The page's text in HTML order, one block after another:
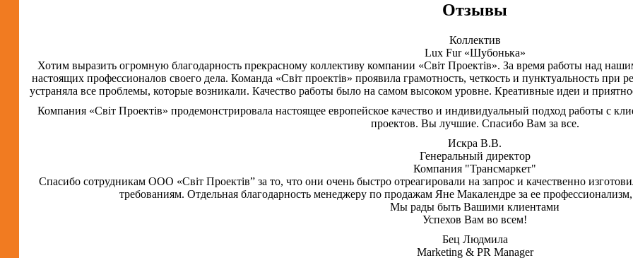
Отзывы
Коллектив
Lux Fur «Шубонька»
Хотим выразить огромную благодарность прекрасному коллективу компании «Світ Проектів». За время работы над
настоящих профессионалов своего дела. Команда «Світ проектів» проявила грамотность, четкость и пунктуальность
устраняла все проблемы, которые возникали. Качество работы было на самом высоком уровне. Креативные идеи и
Компания «Світ Проектів» продемонстрировала настоящее европейское качество и индивидуальный подход работы с
проектов. Вы лучшие. Спасибо Вам за все.
Искра В.В.
Генеральный директор
Компания "Трансмаркет"
Спасибо сотрудникам ООО «Світ Проектів” за то, что они очень быстро отреагировали на запрос и качественно
требованиям. Отдельная благодарность менеджеру по продажам Яне Макалендре за ее
Мы рады быть Вашими клиентами
Успехов Вам во всем!
Бец Людмила
Marketing & PR Manager